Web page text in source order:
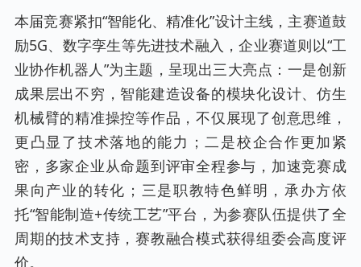
本届竞赛紧扣“智能化、精准化”设计主线，主赛道鼓
励5G、数字孪生等先进技术融入，企业赛道则以“工
业协作机器人”为主题，呈现出三大亮点：一是创新
成果层出不穷，智能建造设备的模块化设计、仿生
机械臂的精准操控等作品，不仅展现了创意思维，
更凸显了技术落地的能力；二是校企合作更加紧
密，多家企业从命题到评审全程参与，加速竞赛成
果向产业的转化；三是职教特色鲜明，承办方依
托“智能制造+传统工艺”平台，为参赛队伍提供了全
周期的技术支持，赛教融合模式获得组委会高度评
价。